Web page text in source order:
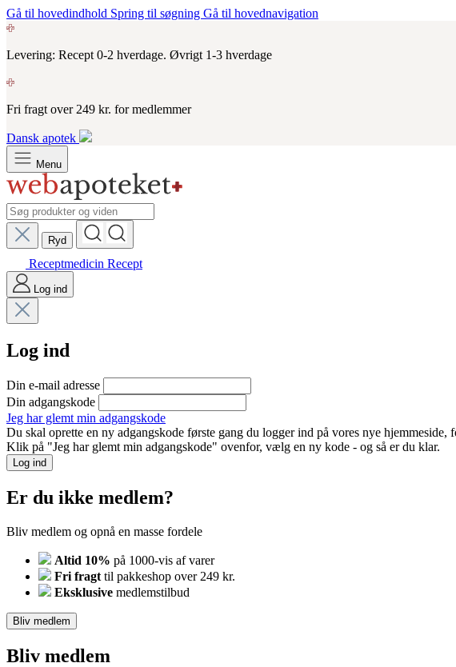
Gå til hovedindhold Spring til søgning Gå til hovednavigation
Levering: Recept 0-2 hverdage. Øvrigt 1-3 hverdage
Fri fragt over 249 kr. for medlemmer
Dansk apotek
Menu
Ryd
Receptmedicin Recept
Log ind
Log ind
Din e-mail adresse
Din adgangskode
Jeg har glemt min adgangskode
Du skal oprette en ny adgangskode første gang du logger ind på vores nye hjemmeside,
Klik på "Jeg har glemt min adgangskode" ovenfor, vælg en ny kode - og så er du klar.
Log ind
Er du ikke medlem?
Bliv medlem og opnå en masse fordele
Altid 10% på 1000-vis af varer
Fri fragt til pakkeshop over 249 kr.
Eksklusive medlemstilbud
Bliv medlem
Bliv medlem